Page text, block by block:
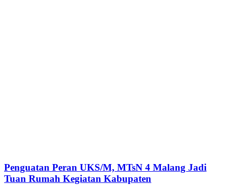
Penguatan Peran UKS/M, MTsN 4 Malang Jadi
Tuan Rumah Kegiatan Kabupaten